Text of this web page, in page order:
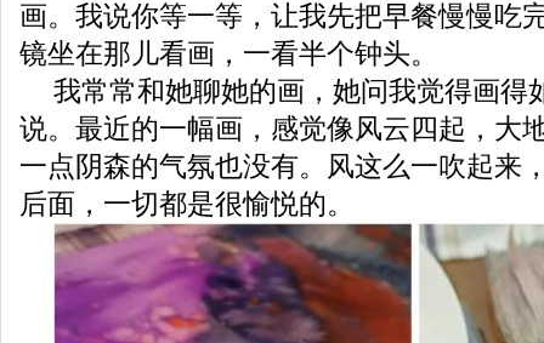
画。我说你等一等，让我先把早餐慢慢吃
镜坐在那儿看画，一看半个钟头。
我常常和她聊她的画，她问我觉得画得
说。最近的一幅画，感觉像风云四起，大
一点阴森的气氛也没有。风这么一吹起来
后面，一切都是很愉悦的。